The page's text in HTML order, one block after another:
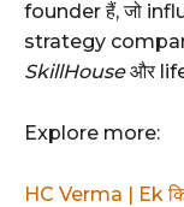
founder हैं, जो
strategy
SkillHouseऔर
Explore more:
HC Verma | Ek